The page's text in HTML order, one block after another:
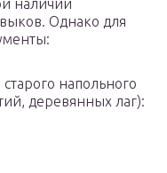
наличии
Однако для
напольного
деревянных лаг):